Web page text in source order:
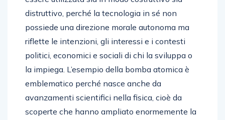
distruttivo, perché la tecnologia in sé non
possiede una direzione morale autonoma ma
riflette le intenzioni, gli interessi e i contesti
politici, economici e sociali di chi la sviluppa o
la impiega. L’esempio della bomba atomica è
emblematico perché nasce anche da
avanzamenti scientifici nella fisica, cioè da
scoperte che hanno ampliato enormemente la